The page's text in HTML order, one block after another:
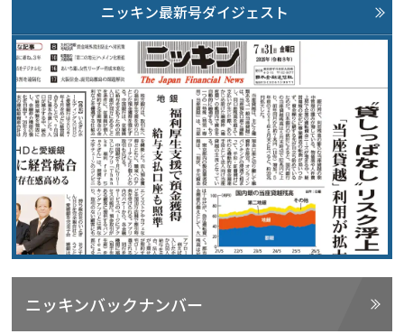
ニッキン最新号ダイジェスト
ニッキンバックナンバー